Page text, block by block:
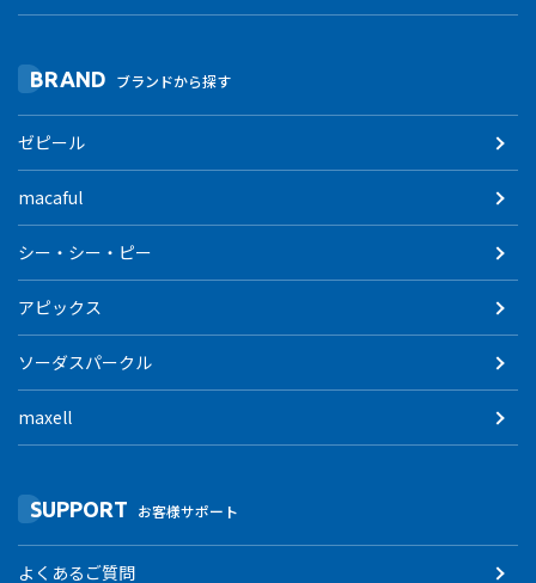
BRAND ブランドから探す
ゼピール
macaful
シー・シー・ピー
アピックス
ソーダスパークル
maxell
SUPPORT お客様サポート
よくあるご質問